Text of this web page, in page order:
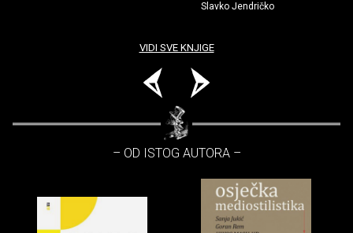
Slavko Jendričko
VIDI SVE KNJIGE
– OD ISTOG AUTORA –